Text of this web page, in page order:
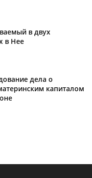
в двух
в Нее
дела о
капиталом